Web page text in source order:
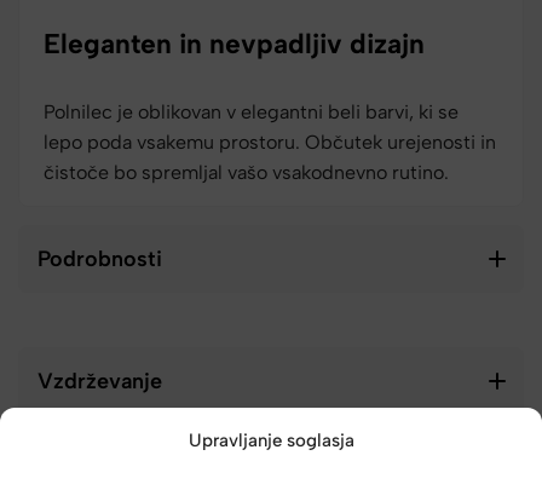
Upravljanje soglasja
Eleganten in nevpadljiv dizajn
Polnilec je oblikovan v elegantni beli barvi, ki se
lepo poda vsakemu prostoru. Občutek urejenosti in
čistoče bo spremljal vašo vsakodnevno rutino.
Podrobnosti
Vzdrževanje